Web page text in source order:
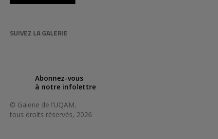
SUIVEZ LA GALERIE
Abonnez-vous
à notre infolettre
© Galerie de l’UQAM,
tous droits réservés, 2026